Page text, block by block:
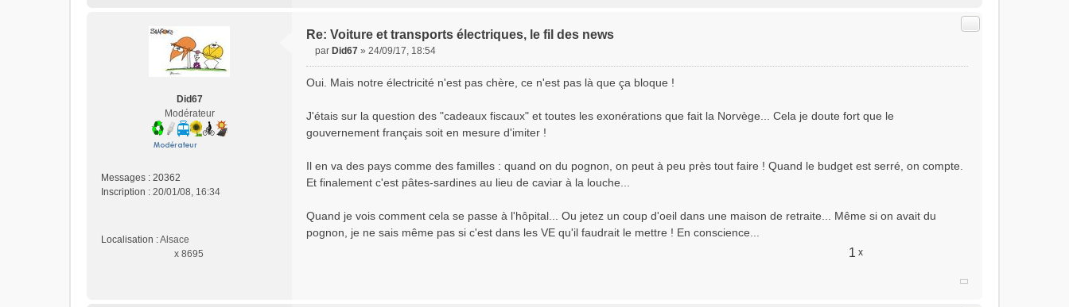
Did67
Modérateur
Messages : 20362
Inscription : 20/01/08, 16:34
Localisation :Alsace
x 8695
Re: Voiture et transports électriques, le fil des news
Citer
s
a
g
n
u
par Did67 » 24/09/17, 18:54
Oui. Mais notre électricité n'est pas chère, ce n'est pas là que ça bloque !
J'étais sur la question des "cadeaux fiscaux" et toutes les exonérations que fait la Norvège... Cela je doute fort que le
gouvernement français soit en mesure d'imiter !
Il en va des pays comme des familles : quand on du pognon, on peut à peu près tout faire ! Quand le budget est serré, on compte.
Et finalement c'est pâtes-sardines au lieu de caviar à la louche...
Quand je vois comment cela se passe à l'hôpital... Ou jetez un coup d'oeil dans une maison de retraite... Même si on avait du
pognon, je ne sais même pas si c'est dans les VE qu'il faudrait le mettre ! En conscience...
1 x